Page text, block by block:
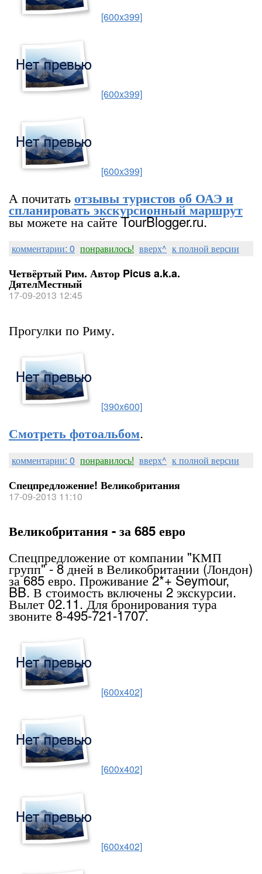
[600x399]
[600x399]
[600x399]
А почитатьотзывы туристов об ОАЭ и
спланировать экскурсионный маршрут
вы можете на сайте TourBlogger.ru.
комментарии: 0 понравилось! вверх^ к полной версии
Четвёртый Рим. Автор Picus a.k.a.
ДятелМестный
17-09-2013 12:45
Прогулки по Риму.
[390x600]
Смотреть фотоальбом.
комментарии: 0 понравилось! вверх^ к полной версии
Спецпредложение! Великобритания
17-09-2013 11:10
Великобритания - за 685 евро
Спецпредложение от компании "КМП
групп" - 8 дней в Великобритании (Лондон)
за 685 евро. Проживание 2*+ Seymour,
BB. В стоимость включены 2 экскурсии.
Вылет 02.11. Для бронирования тура
звоните 8-495-721-1707.
[600x402]
[600x402]
[600x402]